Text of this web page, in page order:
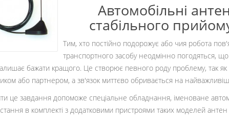
Автомобільні
стабільного
Тим, хто постійно подорожує або чия робота
транспортного засобу неодмінно погодяться, що
бажати кращого. Це створює певного роду проблему, так як
або партнером, а зв'язок миттєво обривається на
це завдання допоможе спеціальне обладнання, іменоване
в комплекті з додатковими пристроями таких моделей антен